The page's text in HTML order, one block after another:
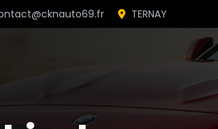
TERNAY